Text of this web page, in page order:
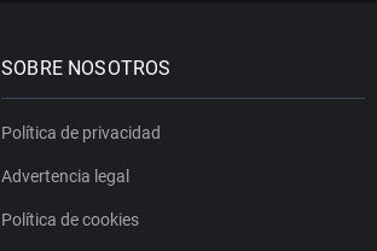
SOBRE NOSOTROS
Política de privacidad
Advertencia legal
Política de cookies